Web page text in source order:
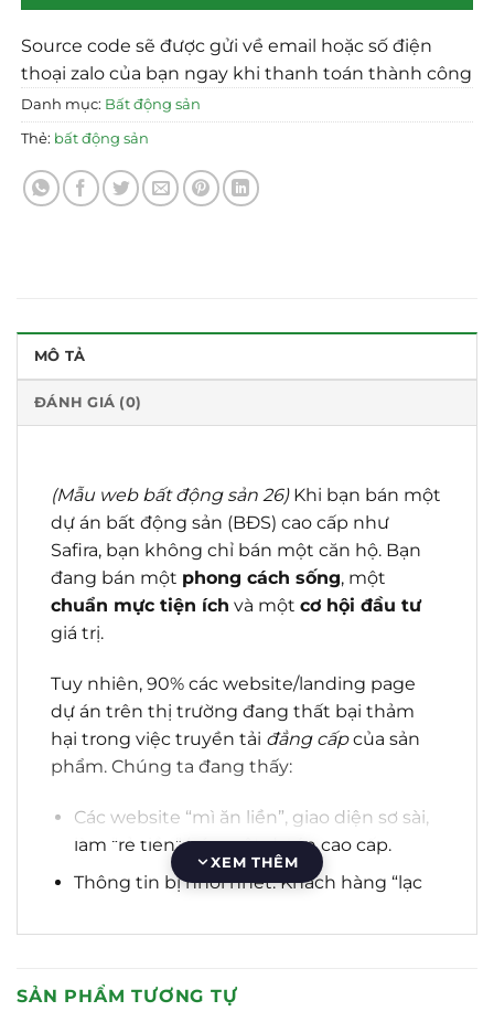
Source code sẽ được gửi về email hoặc số điện
thoại zalo của bạn ngay khi thanh toán thành công
Danh mục: Bất động sản
Thẻ: bất động sản
MÔ TẢ
ĐÁNH GIÁ (0)
(Mẫu web bất động sản 26)Khi bạn bán một
dự án bất động sản (BĐS) cao cấp như
Safira, bạn không chỉ bán một căn hộ. Bạn
đang bán một phong cách sống, một
chuẩn mực tiện ích và một cơ hội đầu tư
giá trị.
Tuy nhiên, 90% các website/landing page
dự án trên thị trường đang thất bại thảm
hại trong việc truyền tải đẳng cấpcủa sản
phẩm. Chúng ta đang thấy:
Các website “mì ăn liền”, giao diện sơ sài,
làm “rẻ tiền” hóa một dự án cao cấp.
Thông tin bị nhồi nhét: Khách hàng “lạc
mà không tìm thấy thứ họ cần.
họa, tốc độ tải trang chậm, khiến khách
XEM THÊM
SẢN PHẨM TƯƠNG TỰ